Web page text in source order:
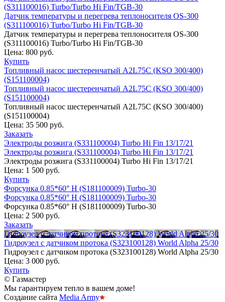
(S311100016) Turbo/Turbo Hi Fin/TGB-30
Датчик температуры и перегрева теплоносителя OS-300
(S311100016) Turbo/Turbo Hi Fin/TGB-30
Датчик температуры и перегрева теплоносителя OS-300
(S311100016) Turbo/Turbo Hi Fin/TGB-30
Цена: 800 руб.
Купить
Топливный насос шестеренчатый A2L75C (KSO 300/400)
(S151100004)
Топливный насос шестеренчатый A2L75C (KSO 300/400)
(S151100004)
Топливный насос шестеренчатый A2L75C (KSO 300/400)
(S151100004)
Цена: 35 500 руб.
Заказать
Электроды розжига (S331100004) Turbo Hi Fin 13/17/21
Электроды розжига (S331100004) Turbo Hi Fin 13/17/21
Электроды розжига (S331100004) Turbo Hi Fin 13/17/21
Цена: 1 500 руб.
Купить
Форсунка 0.85*60° H (S181100009) Turbo-30
Форсунка 0.85*60° H (S181100009) Turbo-30
Форсунка 0.85*60° H (S181100009) Turbo-30
Цена: 2 500 руб.
Заказать
Гидроузел с датчиком протока (S323100128) World Alpha 25/30
Гидроузел с датчиком протока (S323100128) World Alpha 25/30
Гидроузел с датчиком протока (S323100128) World Alpha 25/30
Цена: 3 000 руб.
Купить
© Газмастер
Мы гарантируем тепло в вашем доме!
Создание сайта Media Army